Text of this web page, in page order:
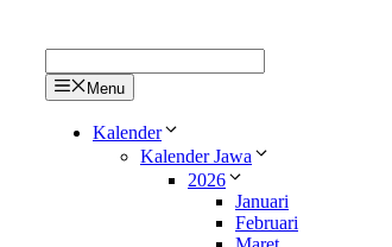
Menu
Kalender
Kalender Jawa
2026
Januari
Februari